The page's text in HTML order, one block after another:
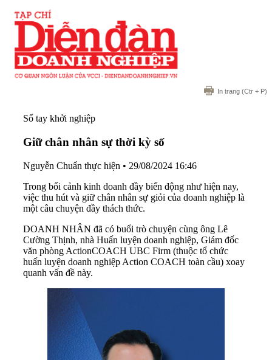
In trang (Ctr + P)
Sổ tay khởi nghiệp
Giữ chân nhân sự thời kỳ số
Nguyễn Chuẩn thực hiện • 29/08/2024 16:46
Trong bối cảnh kinh doanh đầy biến động như hiện nay,
việc thu hút và giữ chân nhân sự giỏi của doanh nghiệp là
một câu chuyện đầy thách thức.
DOANH NHÂN đã có buổi trò chuyện cùng ông Lê
Cường Thịnh, nhà Huấn luyện doanh nghiệp, Giám đốc
văn phòng ActionCOACH UBC Firm (thuộc tổ chức
huấn luyện doanh nghiệp Action COACH toàn cầu) xoay
quanh vấn đề này.